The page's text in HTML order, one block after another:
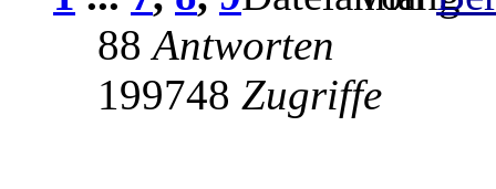
88Antworten
199748 Zugriffe